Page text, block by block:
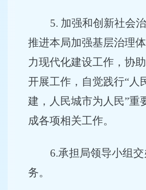
5. 加强和创新社会
推进本局加强基层治理
力现代化建设工作，协
开展工作，自觉践行“人
建，人民城市为人民”重
成各项相关工作。
6.承担局领导小组
务。